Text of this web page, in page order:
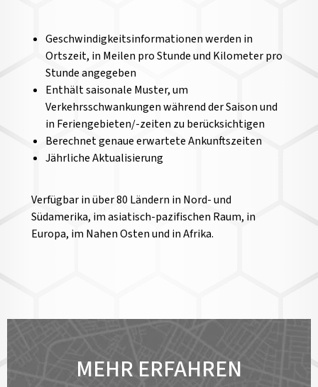
Geschwindigkeitsinformationen werden in
Ortszeit, in Meilen pro Stunde und Kilometer pro
Stunde angegeben
Enthält saisonale Muster, um
Verkehrsschwankungen während der Saison und
in Feriengebieten/-zeiten zu berücksichtigen
Berechnet genaue erwartete Ankunftszeiten
Jährliche Aktualisierung
Verfügbar in über 80 Ländern in Nord- und
Südamerika, im asiatisch-pazifischen Raum, in
Europa, im Nahen Osten und in Afrika.
MEHR ERFAHREN